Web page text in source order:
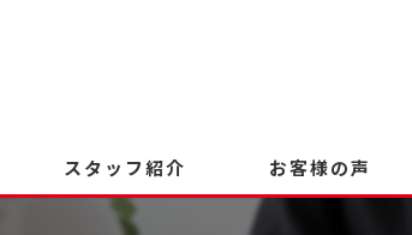
スタッフ紹介 お客様の声